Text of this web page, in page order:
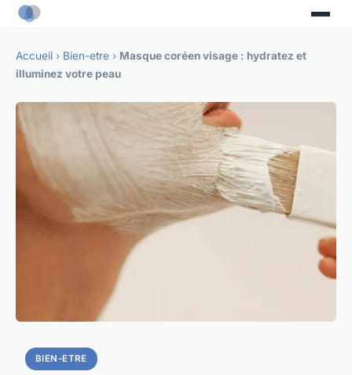
Accueil › Bien-etre › Masque coréen visage : hydratez et
illuminez votre peau
BIEN-ETRE